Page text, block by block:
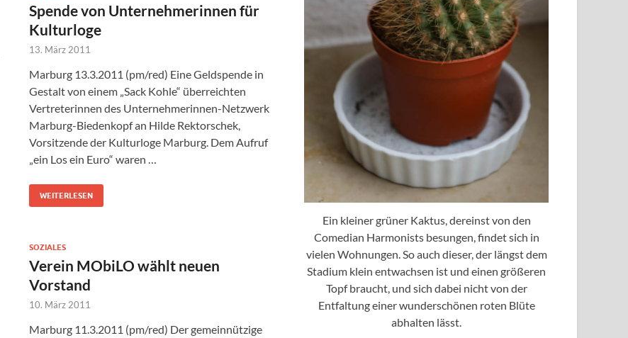
Spende von Unternehmerinnen für
Kulturloge
13. März 2011
Marburg 13.3.2011 (pm/red) Eine Geldspende in
Gestalt von einem „Sack Kohle“ überreichten
Vertreterinnen des Unternehmerinnen-Netzwerk
Marburg-Biedenkopf an Hilde Rektorschek,
Vorsitzende der Kulturloge Marburg. Dem Aufruf
„ein Los ein Euro“ waren …
WEITERLESEN
SOZIALES
Verein MObiLO wählt neuen
Vorstand
10. März 2011
Marburg 11.3.2011 (pm/red) Der gemeinnützige
Ein kleiner grüner Kaktus, dereinst von den
Comedian Harmonists besungen, findet sich in
vielen Wohnungen. So auch dieser, der längst dem
Stadium klein entwachsen ist und einen größeren
Topf braucht, und sich dabei nicht von der
Entfaltung einer wunderschönen roten Blüte
abhalten lässt.